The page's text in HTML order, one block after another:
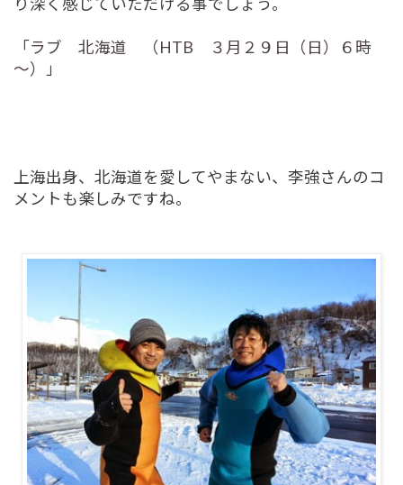
「ラブ 北海道 （HTB ３月２９日（日）６時
～）
」
上海出身、北海道を愛してやまない、李強さんのコ
メントも楽しみですね。